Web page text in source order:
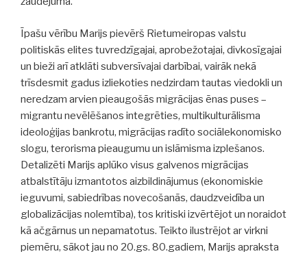
Īpašu vērību Marijs pievērš Rietumeiropas valstu
politiskās elites tuvredzīgajai, aprobežotajai, divkosīgajai
un bieži arī atklāti subversīvajai darbībai, vairāk nekā
trīsdesmit gadus izliekoties nedzirdam tautas viedokli un
neredzam arvien pieaugošās migrācijas ēnas puses –
migrantu nevēlēšanos integrēties, multikulturālisma
ideoloģijas bankrotu, migrācijas radīto sociālekonomisko
slogu, terorisma pieaugumu un islāmisma izplešanos.
Detalizēti Marijs aplūko visus galvenos migrācijas
atbalstītāju izmantotos aizbildinājumus (ekonomiskie
ieguvumi, sabiedrības novecošanās, daudzveidība un
globalizācijas nolemtība), tos kritiski izvērtējot un noraidot
kā ačgārnus un nepamatotus. Teikto ilustrējot ar virkni
piemēru, sākot jau no 20.gs. 80.gadiem, Marijs apraksta